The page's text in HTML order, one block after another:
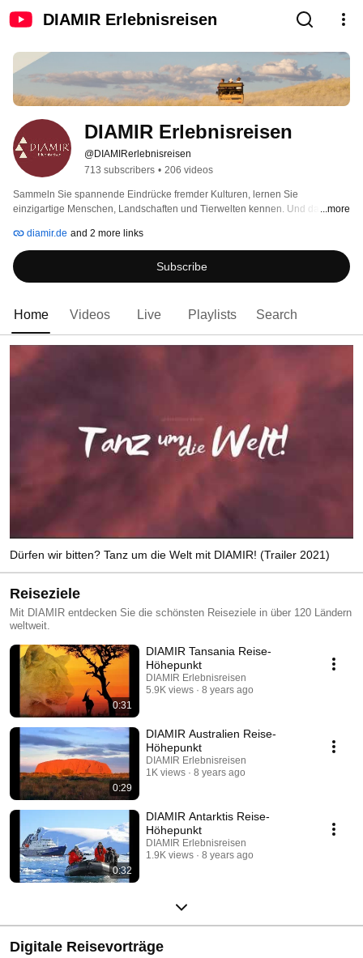
DIAMIR Erlebnisreisen
DIAMIR Erlebnisreisen
@DIAMIRerlebnisreisen
713 subscribers • 206 videos
Sammeln Sie spannende Eindrücke fremder Kulturen, lernen Sie
einzigartige Menschen, Landschaften und Tierwelten kennen. Und dann
zum ERLEBNIS!
...more
diamir.de and 2 more links
Subscribe
Home Videos Live Playlists Search
Dürfen wir bitten? Tanz um die Welt mit DIAMIR! (Trailer 2021)
Reiseziele
Mit DIAMIR entdecken Sie die schönsten Reiseziele in über 120 Ländern
weltweit.
0:31
DIAMIR Tansania Reise-
Höhepunkt
DIAMIR Erlebnisreisen
5.9K views
8 years ago
0:29
DIAMIR Australien Reise-
Höhepunkt
DIAMIR Erlebnisreisen
1K views
8 years ago
0:32
DIAMIR Antarktis Reise-
Höhepunkt
DIAMIR Erlebnisreisen
1.9K views
8 years ago
Digitale Reisevorträge